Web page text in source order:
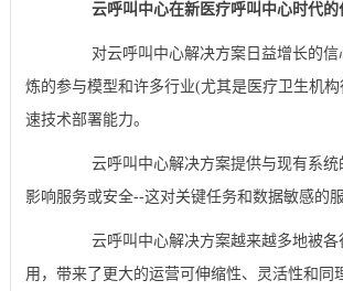
云呼叫中心在新医疗呼叫中心时代的
对云呼叫中心解决方案日益增长的信
炼的参与模型和许多行业(尤其是医疗卫生机
速技术部署能力。
云呼叫中心解决方案提供与现有系统
影响服务或安全--这对关键任务和数据敏感的
云呼叫中心解决方案越来越多地被各
用，带来了更大的运营可伸缩性、灵活性和同